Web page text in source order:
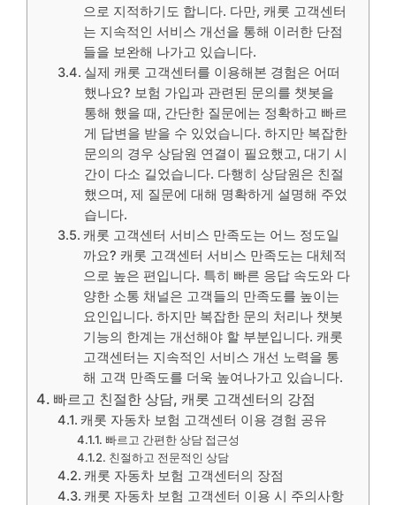
으로 지적하기도 합니다. 다만, 캐롯 고객센터
는 지속적인 서비스 개선을 통해 이러한 단점
들을 보완해 나가고 있습니다.
실제 캐롯 고객센터를 이용해본 경험은 어떠
했나요? 보험 가입과 관련된 문의를 챗봇을
통해 했을 때, 간단한 질문에는 정확하고 빠르
게 답변을 받을 수 있었습니다. 하지만 복잡한
문의의 경우 상담원 연결이 필요했고, 대기 시
간이 다소 길었습니다. 다행히 상담원은 친절
했으며, 제 질문에 대해 명확하게 설명해 주었
습니다.
캐롯 고객센터 서비스 만족도는 어느 정도일
까요? 캐롯 고객센터 서비스 만족도는 대체적
으로 높은 편입니다. 특히 빠른 응답 속도와 다
양한 소통 채널은 고객들의 만족도를 높이는
요인입니다. 하지만 복잡한 문의 처리나 챗봇
기능의 한계는 개선해야 할 부분입니다. 캐롯
고객센터는 지속적인 서비스 개선 노력을 통
해 고객 만족도를 더욱 높여나가고 있습니다.
빠르고 친절한 상담, 캐롯 고객센터의 강점
캐롯 자동차 보험 고객센터 이용 경험 공유
빠르고 간편한 상담 접근성
친절하고 전문적인 상담
캐롯 자동차 보험 고객센터의 장점
캐롯 자동차 보험 고객센터 이용 시 주의사항